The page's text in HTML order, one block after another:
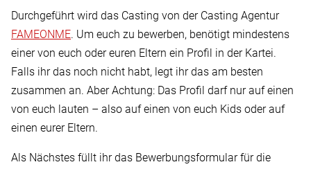
Durchgeführt wird das Casting von der Casting Agentur
FAMEONME. Um euch zu bewerben, benötigt mindestens
einer von euch oder euren Eltern ein Profil in der Kartei.
Falls ihr das noch nicht habt, legt ihr das am besten
zusammen an. Aber Achtung: Das Profil darf nur auf einen
von euch lauten – also auf einen von euch Kids oder auf
einen eurer Eltern.
Als Nächstes füllt ihr das Bewerbungsformular für die